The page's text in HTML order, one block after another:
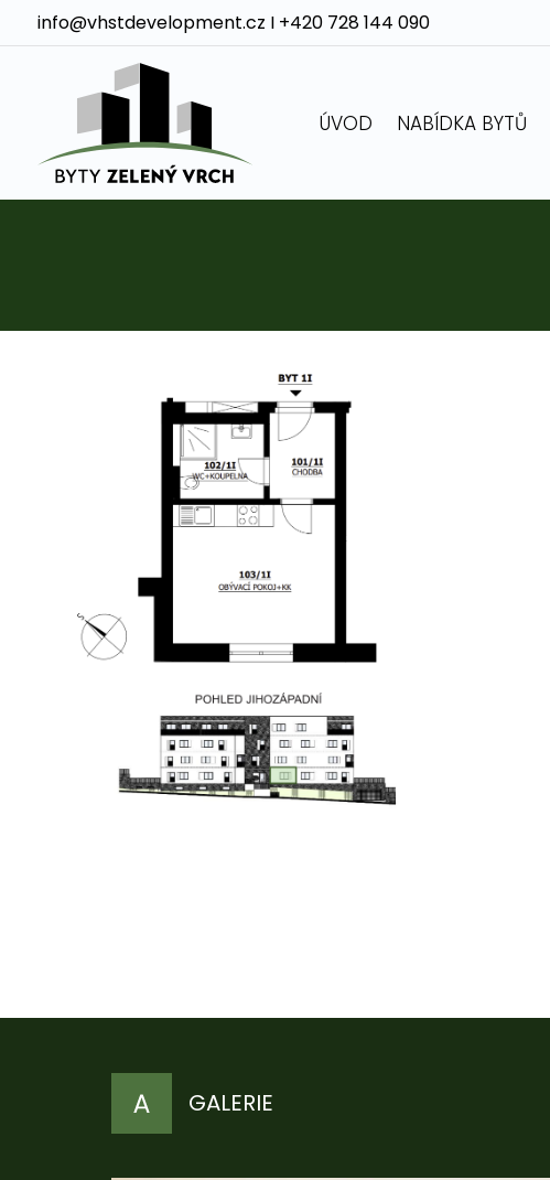
info@vhstdevelopment.cz I +420 728 144 090
ÚVOD NABÍDKA BYTŮ
GALERIE